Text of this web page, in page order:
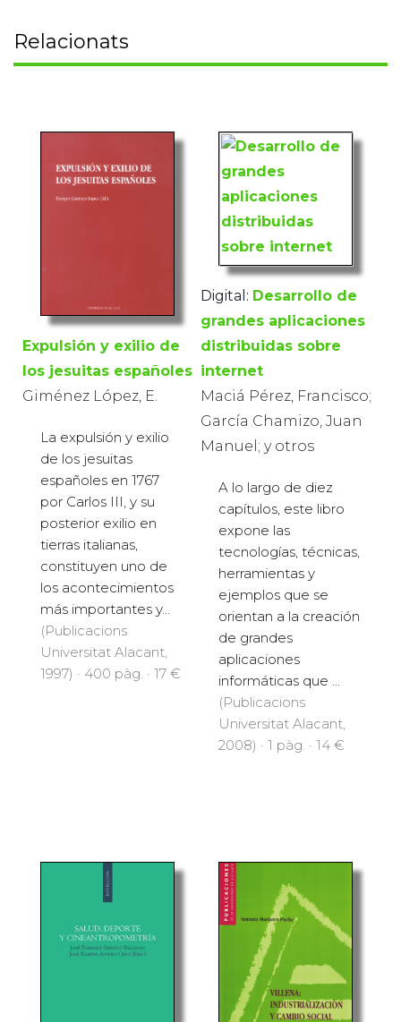
Relacionats
Expulsión y exilio de
los jesuitas españoles
Giménez López, E.
La expulsión y exilio
de los jesuitas
españoles en 1767
por Carlos III, y su
posterior exilio en
tierras italianas,
constituyen uno de
los acontecimientos
más importantes y...
(Publicacions
Universitat Alacant,
1997) · 400 pàg. · 17 €
Digital: Desarrollo de
grandes aplicaciones
distribuidas sobre
internet
Maciá Pérez, Francisco;
García Chamizo, Juan
Manuel; y otros
A lo largo de diez
capítulos, este libro
expone las
tecnologías, técnicas,
herramientas y
ejemplos que se
orientan a la creación
de grandes
aplicaciones
informáticas que ...
(Publicacions
Universitat Alacant,
2008) · 1 pàg. · 14 €